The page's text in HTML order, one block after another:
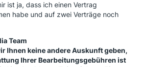
ist ja, dass ich einen Vertrag
habe und auf zwei Verträge noch
Team
Ihnen keine andere Auskunft geben,
Ihrer Bearbeitungsgebühren ist